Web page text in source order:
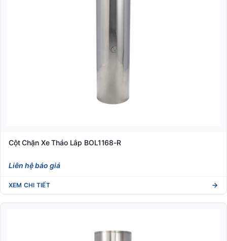
Cột Chặn Xe Tháo Lắp BOL1168-R
Liên hệ báo giá
XEM CHI TIẾT